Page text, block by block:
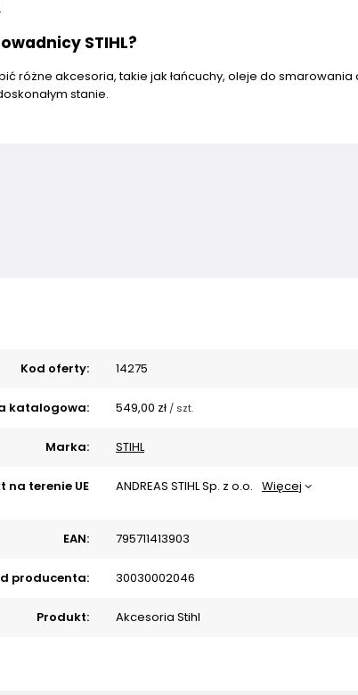
STIHL?
różne akcesoria, takie jak łańcuchy, oleje do
stanie.
Kod oferty: 14275
katalogowa: 549,00 zł / szt.
Marka: STIHL
terenie UE ANDREAS STIHL Sp. z o.o. Więcej
EAN: 795711413903
producenta: 30030002046
Produkt: Akcesoria Stihl